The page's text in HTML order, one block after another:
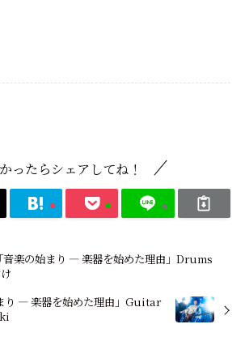
ったらシェアしてね！
楽の始まり — 楽器を始めた理由」Drums
り — 楽器を始めた理由」Guitar